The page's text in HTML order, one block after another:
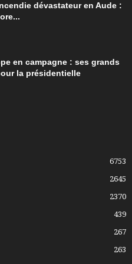
dévastateur en Aude :
en campagne : ses grands
la présidentielle
6753
2645
2370
439
267
263